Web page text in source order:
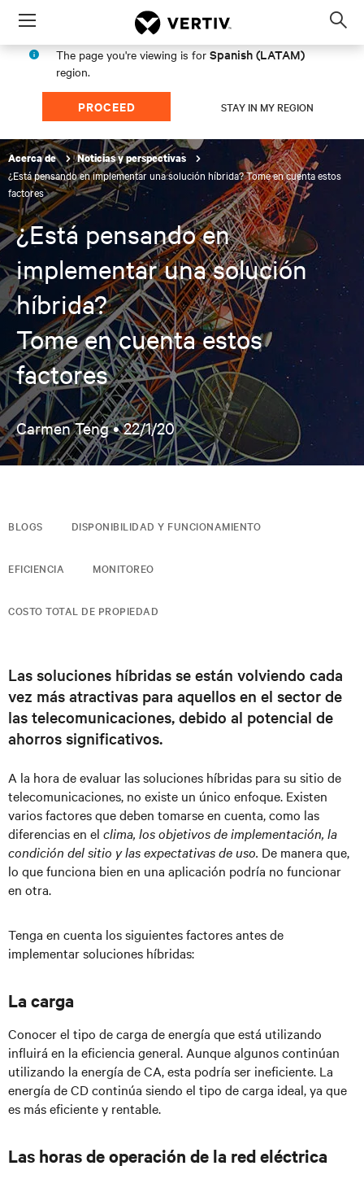
Menu
The page you're viewing is for Spanish (LATAM)
region.
PROCEED STAY IN MY REGION
Acerca de Noticias y perspectivas
¿Está pensando en implementar una solución híbrida? Tome en cuenta estos
factores
¿Está pensando en
implementar una solución
híbrida?
Tome en cuenta estos
factores
Carmen Teng •22/1/20
BLOGS DISPONIBILIDAD Y FUNCIONAMIENTO
EFICIENCIA MONITOREO
COSTO TOTAL DE PROPIEDAD
Las soluciones híbridas se están volviendo cada
vez más atractivas para aquellos en el sector de
las telecomunicaciones, debido al potencial de
ahorros significativos.
A la hora de evaluar las soluciones híbridas para su sitio de
telecomunicaciones, no existe un único enfoque. Existen
varios factores que deben tomarse en cuenta, como las
diferencias en el clima, los objetivos de implementación, la
condición del sitio y las expectativas de uso. De manera que,
lo que funciona bien en una aplicación podría no funcionar
en otra.
Tenga en cuenta los siguientes factores antes de
implementar soluciones híbridas:
La carga
Conocer el tipo de carga de energía que está utilizando
influirá en la eficiencia general. Aunque algunos continúan
utilizando la energía de CA, esta podría ser ineficiente. La
energía de CD continúa siendo el tipo de carga ideal, ya que
es más eficiente y rentable.
Las horas de operación de la red eléctrica